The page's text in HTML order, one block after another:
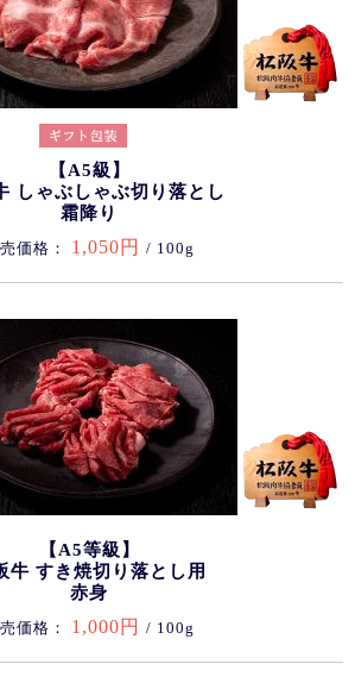
【A5級】
しゃぶしゃぶ切り落とし
霜降り
価格： 1,050円 / 100g
【A5等級】
牛 すき焼切り落とし用
赤身
価格： 1,000円 / 100g